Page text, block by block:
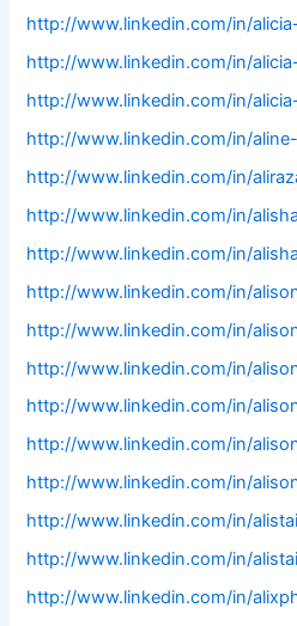
http://www.linkedin.com/in/
http://www.linkedin.com/in/
http://www.linkedin.com/in/
http://www.linkedin.com/in/
http://www.linkedin.com/in/
http://www.linkedin.com/in/
http://www.linkedin.com/in/
http://www.linkedin.com/in/
http://www.linkedin.com/in/
http://www.linkedin.com/in/
http://www.linkedin.com/in/
http://www.linkedin.com/in/
http://www.linkedin.com/in/
http://www.linkedin.com/in/
http://www.linkedin.com/in/
http://www.linkedin.com/in/